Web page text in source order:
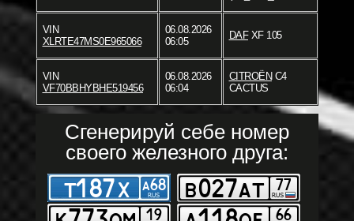
VIN
XLRTE47MS0E965066
06.08.2026
06:05
DAFXF 105
VIN
VF70BBHYBHE519456
06.08.2026
06:04
CITROËN C4
CACTUS
Сгенерируй себе номер
своего железного друга: